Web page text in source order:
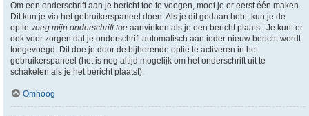
Om een onderschrift aan je bericht toe te voegen, moet je er eerst één maken.
Dit kun je via het gebruikerspaneel doen. Als je dit gedaan hebt, kun je de
optie voeg mijn onderschrift toe aanvinken als je een bericht plaatst. Je kunt er
ook voor zorgen dat je onderschrift automatisch aan ieder nieuw bericht wordt
toegevoegd. Dit doe je door de bijhorende optie te activeren in het
gebruikerspaneel (het is nog altijd mogelijk om het onderschrift uit te
schakelen als je het bericht plaatst).
Omhoog